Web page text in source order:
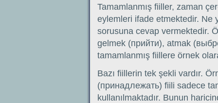
Tamamlanmış fiiller, zaman
eylemleri ifade etmektedir. Ne
sorusuna cevap vermektedir.
gelmek (прийти), atmak
tamamlanmış fiillere örnek
Bazı fiillerin tek şekli vardır.
(принадлежать) fiili sadece
kullanılmaktadır. Bunun